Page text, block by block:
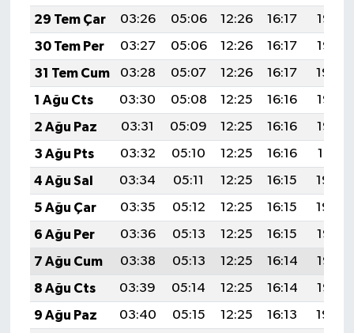
29 Tem Çar
03:26 05:06 12:26 16:17
19:36
30 Tem Per
03:27 05:06 12:26 16:17
19:35
31 Tem Cum
03:28 05:07 12:26 16:17
19:34
1 Ağu Cts
03:30 05:08 12:25 16:16
19:33
2 Ağu Paz
03:31 05:09 12:25 16:16
19:32
3 Ağu Pts
03:32 05:10 12:25 16:16
19:31
4 Ağu Sal
03:34 05:11 12:25 16:15
19:30
5 Ağu Çar
03:35 05:12 12:25 16:15
19:29
6 Ağu Per
03:36 05:13 12:25 16:15
19:28
7 Ağu Cum
03:38 05:13 12:25 16:14
19:26
8 Ağu Cts
03:39 05:14 12:25 16:14
19:25
9 Ağu Paz
03:40 05:15 12:25 16:13
19:24